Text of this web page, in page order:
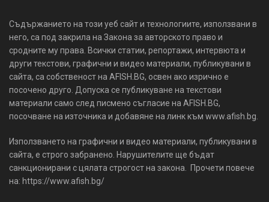
Съдържанието на този уеб сайт и технологиите, използвани в
него, са под закрила на Закона за авторското право и
сродните му права. Всички статии, репортажи, интервюта и
други текстови, графични и видео материали, публикувани в
сайта, са собственост на AFISH.BG, освен ако изрично е
посочено друго. Допуска се публикуване на текстови
материали само след писмено съгласие на AFISH.BG,
посочване на източника и добавяне на линк към www.afish.bg.
Използването на графични и видео материали, публикувани в
сайта, е строго забранено. Нарушителите ще бъдат
санкционирани с цялата строгост на закона. Прочети повече
на: https://www.afish.bg/